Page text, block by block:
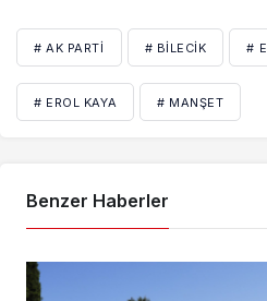
# AK PARTI # BILECIK #
# EROL KAYA # MANŞET
Benzer Haberler